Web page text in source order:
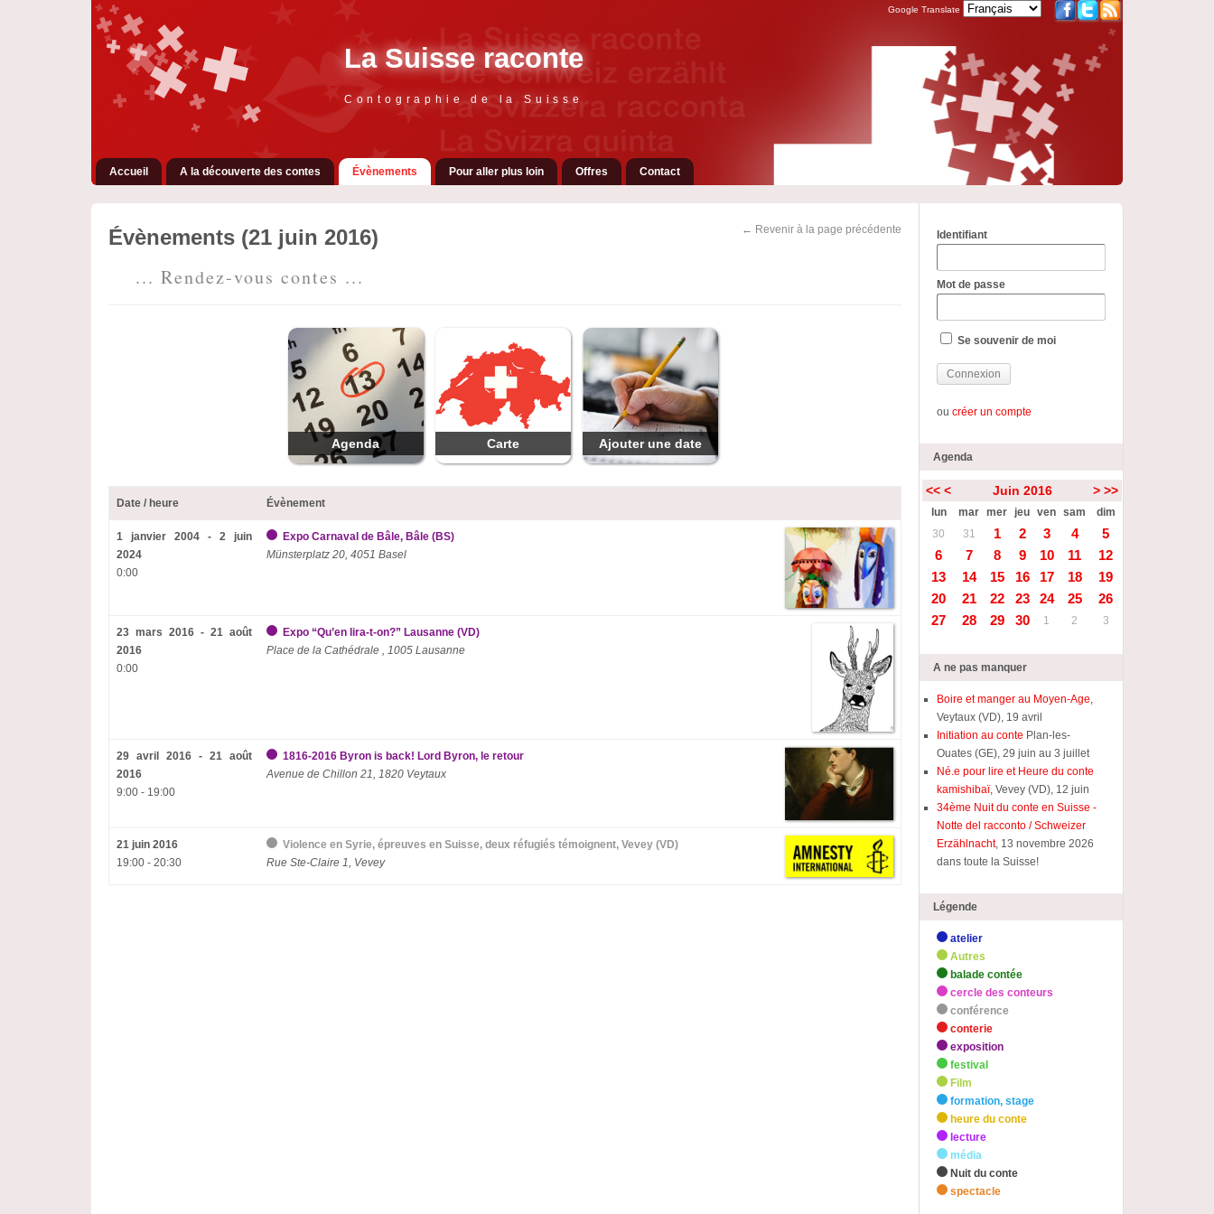
La Suisse raconte
Contographie de la Suisse
Google Translate
Accueil A la découverte des contes Évènements Pour aller plus loin Offres Contact
← Revenir à la page précédente
Évènements (21 juin 2016)
... Rendez-vous contes ...
Agenda Carte Ajouter une date
Date / heure Évènement
1 janvier 2004 - 2 juin
2024
0:00
Expo Carnaval de Bâle, Bâle (BS)
Münsterplatz 20, 4051 Basel
23 mars 2016 - 21 août
2016
0:00
Expo “Qu’en lira-t-on?” Lausanne (VD)
Place de la Cathédrale , 1005 Lausanne
29 avril 2016 - 21 août
2016
9:00 - 19:00
1816-2016 Byron is back! Lord Byron, le retour
Avenue de Chillon 21, 1820 Veytaux
21 juin 2016
19:00 - 20:30
Violence en Syrie, épreuves en Suisse, deux réfugiés témoignent, Vevey (VD)
Rue Ste-Claire 1, Vevey
Identifiant
Mot de passe
Se souvenir de moi
oucréer un compte
Agenda
<< < Juin 2016 > >>
lun mar mer jeu ven sam
dim
30
31 1 2 3 4
5
6
7 8 9 10 11
12
13
14 15 16 17 18
19
20
21 22 23 24 25
26
27
28 29 30 1 2 3
A ne pas manquer
Boire et manger au Moyen-Age,
Veytaux (VD), 19 avril
Initiation au conte Plan-les-
Ouates (GE), 29 juin au 3 juillet
Né.e pour lire et Heure du conte
kamishibaï, Vevey (VD), 12 juin
34ème Nuit du conte en Suisse -
Notte del racconto / Schweizer
Erzählnacht, 13 novembre 2026
dans toute la Suisse!
Légende
atelier
Autres
balade contée
cercle des conteurs
conférence
conterie
exposition
festival
Film
formation, stage
heure du conte
lecture
média
Nuit du conte
spectacle